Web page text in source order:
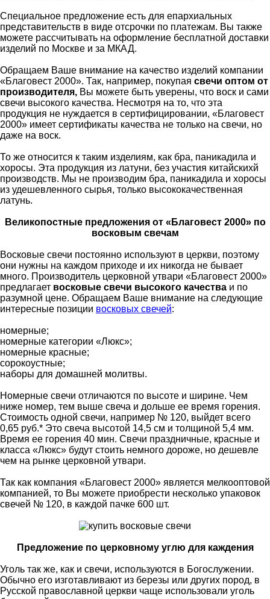
Специальное предложение есть для епархиальных
представительств в виде отсрочки по платежам. Вы также
можете рассчитывать на оформление бесплатной доставки
изделий по Москве и за МКАД.
Обращаем Ваше внимание на качество изделий компании
«Благовест 2000». Так, например, покупая свечи оптом от
производителя, Вы можете быть уверены, что воск и сами
свечи высокого качества. Несмотря на то, что эта
продукция не нуждается в сертифицировании, «Благовест
2000» имеет сертификаты качества не только на свечи, но
даже на воск.
То же относится к таким изделиям, как бра, паникадила и
хоросы. Эта продукция из латуни, без участия китайскихй
производств. Мы не производим бра, паникадила и хоросы
из удешевленного сырья, только высококачественная
латунь.
Великопостные предложения от «Благовест 2000» по
восковым свечам
Восковые свечи постоянно используют в церкви, поэтому
они нужны на каждом приходе и их никогда не бывает
много. Производитель церковной утвари «Благовест 2000»
предлагает восковые свечи высокого качества и по
разумной цене. Обращаем Ваше внимание на следующие
интересные позиции восковых свечей:
номерные;
номерные категории «Люкс»;
номерные красные;
сорокоустные;
наборы для домашней молитвы.
Номерные свечи отличаются по высоте и ширине. Чем
ниже номер, тем выше свеча и дольше ее время горения.
Стоимость одной свечи, например № 120, выйдет всего
0,65 руб.* Это свеча высотой 14,5 см и толщиной 5,4 мм.
Время ее горения 40 мин. Свечи праздничные, красные и
класса «Люкс» будут стоить немного дороже, но дешевле
чем на рынке церковной утвари.
Так как компания «Благовест 2000» является мелкооптовой
компанией, то Вы можете приобрести несколько упаковок
свечей № 120, в каждой пачке 600 шт.
Предложение по церковному углю для каждения
Уголь так же, как и свечи, используются в Богослужении.
Обычно его изготавливают из березы или других пород, в
Русской православной церкви чаще использовали уголь